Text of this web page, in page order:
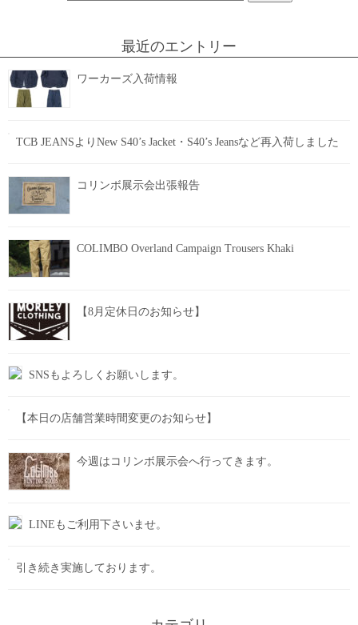
最近のエントリー
ワーカーズ入荷情報
TCB JEANSよりNew S40’s Jacket・S40’s Jeansなど再入荷しました
コリンボ展示会出張報告
COLIMBO Overland Campaign Trousers Khaki
【8月定休日のお知らせ】
SNSもよろしくお願いします。
【本日の店舗営業時間変更のお知らせ】
今週はコリンボ展示会へ行ってきます。
LINEもご利用下さいませ。
引き続き実施しております。